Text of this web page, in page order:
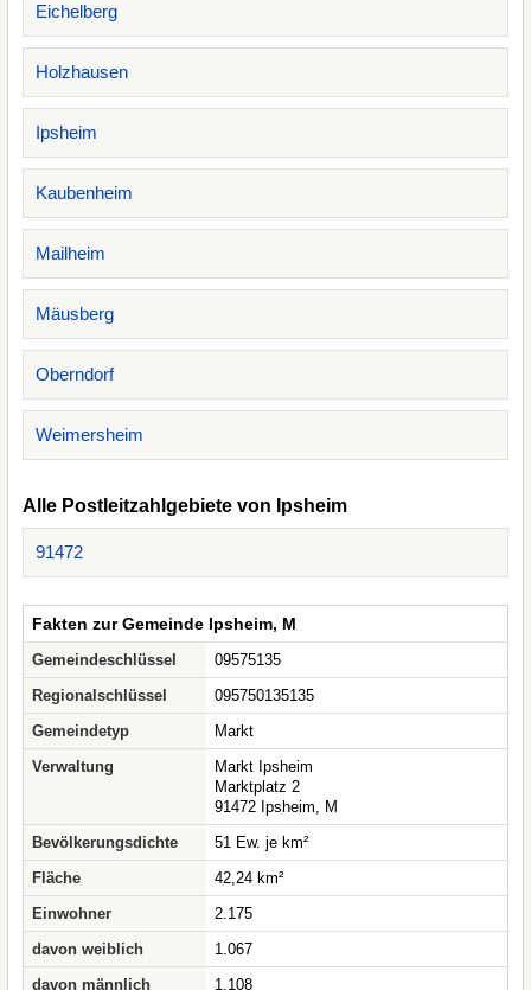
Eichelberg
Holzhausen
Ipsheim
Kaubenheim
Mailheim
Mäusberg
Oberndorf
Weimersheim
Alle Postleitzahlgebiete von Ipsheim
91472
Fakten zur Gemeinde Ipsheim, M
Gemeindeschlüssel
09575135
Regionalschlüssel
095750135135
Gemeindetyp
Markt
Verwaltung
Markt Ipsheim
Marktplatz 2
91472 Ipsheim, M
Bevölkerungsdichte
51 Ew. je km²
Fläche
42,24 km²
Einwohner
2.175
davon weiblich
1.067
davon männlich
1.108